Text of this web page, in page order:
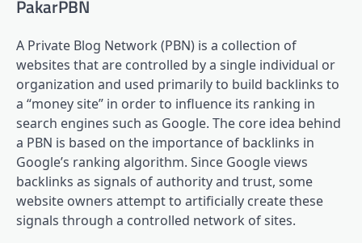
PakarPBN
A Private Blog Network (PBN) is a collection of
websites that are controlled by a single individual or
organization and used primarily to build backlinks to
a “money site” in order to influence its ranking in
search engines such as Google. The core idea behind
a PBN is based on the importance of backlinks in
Google’s ranking algorithm. Since Google views
backlinks as signals of authority and trust, some
website owners attempt to artificially create these
signals through a controlled network of sites.